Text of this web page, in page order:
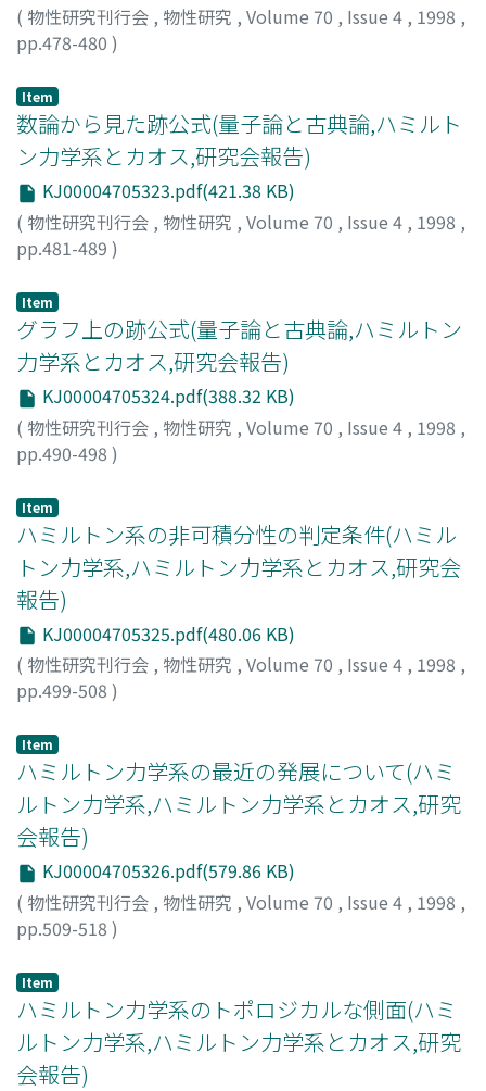
( 物性研究刊行会 , 物性研究 , Volume 70 , Issue 4 , 1998 ,
pp.478-480 )
Item
数論から見た跡公式(量子論と古典論,ハミルト
ン力学系とカオス,研究会報告)
KJ00004705323.pdf(421.38 KB)
( 物性研究刊行会 , 物性研究 , Volume 70 , Issue 4 , 1998 ,
pp.481-489 )
Item
グラフ上の跡公式(量子論と古典論,ハミルトン
力学系とカオス,研究会報告)
KJ00004705324.pdf(388.32 KB)
( 物性研究刊行会 , 物性研究 , Volume 70 , Issue 4 , 1998 ,
pp.490-498 )
Item
ハミルトン系の非可積分性の判定条件(ハミル
トン力学系,ハミルトン力学系とカオス,研究会
報告)
KJ00004705325.pdf(480.06 KB)
( 物性研究刊行会 , 物性研究 , Volume 70 , Issue 4 , 1998 ,
pp.499-508 )
Item
ハミルトン力学系の最近の発展について(ハミ
ルトン力学系,ハミルトン力学系とカオス,研究
会報告)
KJ00004705326.pdf(579.86 KB)
( 物性研究刊行会 , 物性研究 , Volume 70 , Issue 4 , 1998 ,
pp.509-518 )
Item
ハミルトン力学系のトポロジカルな側面(ハミ
ルトン力学系,ハミルトン力学系とカオス,研究
会報告)